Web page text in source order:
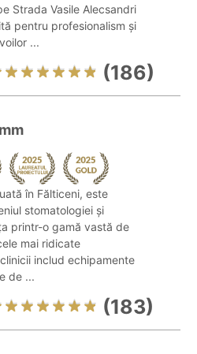
Strada Vasile Alecsandri
pentru profesionalism și
...
(186)
în Fălticeni, este
stomatologiei și
printr-o gamă vastă de
mai ridicate
includ echipamente
de ...
(183)